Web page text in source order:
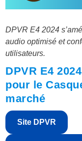
DPVR E4 2024
audio optimisé et
utilisateurs.
DPVR E4
pour le
marché
Site DPVR